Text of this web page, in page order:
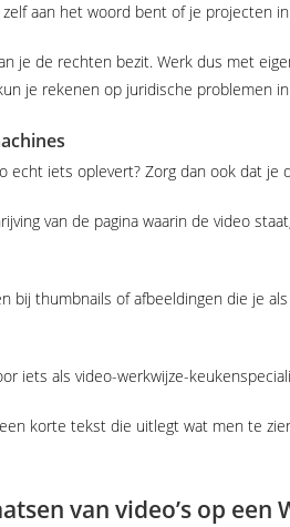
aan het woord bent of je projecten
je de rechten bezit. Werk dus met
je rekenen op juridische problemen
echt iets oplevert? Zorg dan ook dat je
van de pagina waarin de video
bij thumbnails of afbeeldingen die je
iets als video-werkwijze-
korte tekst die uitlegt wat men te
van video’s op een